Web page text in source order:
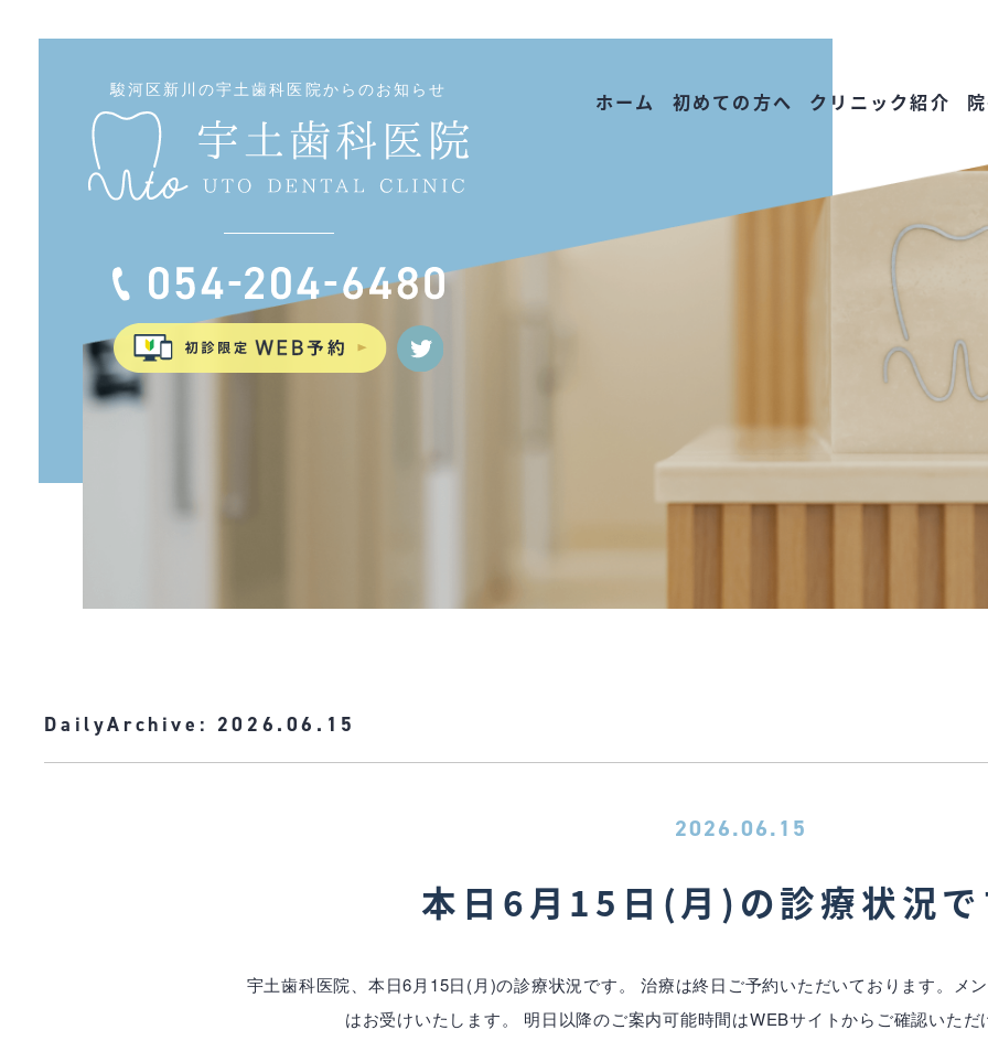
駿河区新川の宇土歯科医院からのお知らせ ホーム 初めての方へ クリニック紹介
DailyArchive: 2026.06.15
2026.06.15
本日6月15日(月)の診療状況
宇土歯科医院、本日6月15日(月)の診療状況です。 治療は終日ご予約いただいております。メ
はお受けいたします。 明日以降のご案内可能時間はWEBサイトからご確認いただ